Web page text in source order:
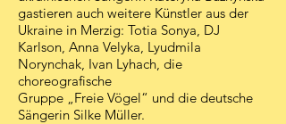
gastieren auch weitere Künstler aus der
Ukraine in Merzig: Totia Sonya, DJ
Karlson, Anna Velyka, Lyudmila
Norynchak, Ivan Lyhach, die
choreografische
Gruppe „Freie Vögel“ und die deutsche
Sängerin Silke Müller.